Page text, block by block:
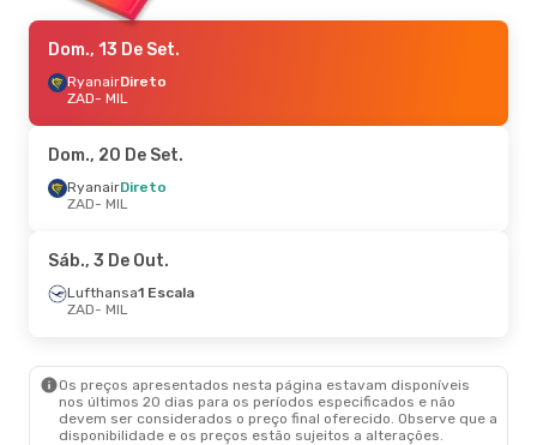
Dom., 13 De Set.
RyanairDireto
ZAD- MIL
Dom., 20 De Set.
RyanairDireto
ZAD- MIL
Sáb., 3 De Out.
Lufthansa1 Escala
ZAD- MIL
Os preços apresentados nesta página estavam disponíveis
nos últimos 20 dias para os períodos especificados e não
devem ser considerados o preço final oferecido. Observe que a
disponibilidade e os preços estão sujeitos a alterações.